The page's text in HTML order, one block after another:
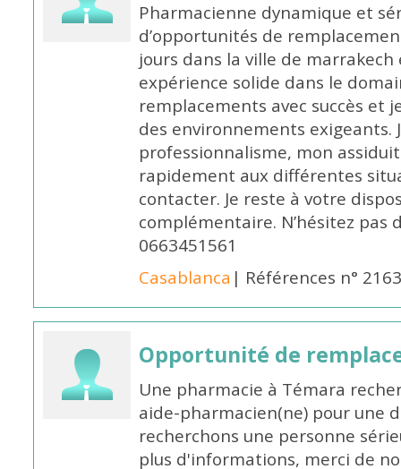
Pharmacienne dynamique et
d’opportunités de
jours dans la ville de marrakech
expérience solide dans le
remplacements avec succès et
des environnements exigeants.
professionnalisme, mon
rapidement aux différentes
contacter. Je reste à votre
complémentaire. N’hésitez
0663451561
Casablanca | Références n°
Opportunité de
Une pharmacie à Témara
aide-pharmacien(ne) pour une
recherchons une personne
plus d'informations, merci de